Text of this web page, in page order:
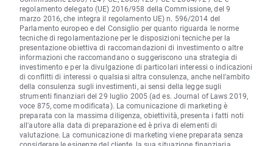
regolamento delegato (UE) 2016/958 della Commissione, del 9
marzo 2016, che integra il regolamento UE) n. 596/2014 del
Parlamento europeo e del Consiglio per quanto riguarda le norme
tecniche di regolamentazione per le disposizioni tecniche per la
presentazione obiettiva di raccomandazioni di investimento o altre
informazioni che raccomandano o suggeriscono una strategia di
investimento e per la divulgazione di particolari interessi o indicazioni
di conflitti di interessi o qualsiasi altra consulenza, anche nell'ambito
della consulenza sugli investimenti, ai sensi della legge sugli
strumenti finanziari del 29 luglio 2005 (ad es. Journal of Laws 2019,
voce 875, come modificata). La comunicazione di marketing è
preparata con la massima diligenza, obiettività, presenta i fatti noti
all'autore alla data di preparazione ed è priva di elementi di
valutazione. La comunicazione di marketing viene preparata senza